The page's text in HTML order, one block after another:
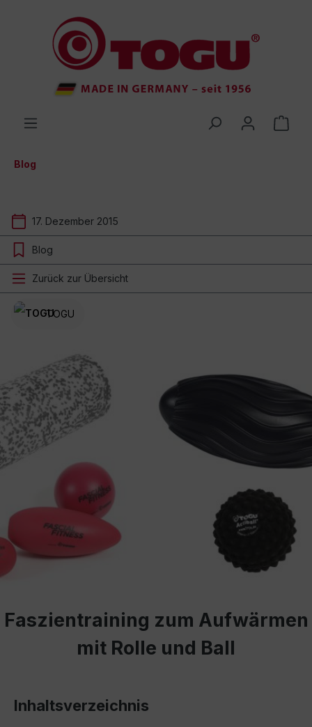
springen
Blog
17. Dezember 2015
Blog
Zurück zur Übersicht
TOGU
Faszientraining zum Aufwärmen
mit Rolle und Ball
Inhaltsverzeichnis